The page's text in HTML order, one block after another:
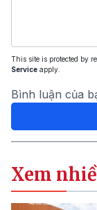
This site is protected by
Service apply.
Bình luận của
Xem